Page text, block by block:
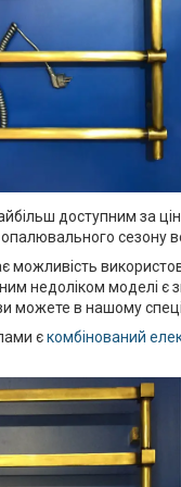
доступним за
сезону
недоліком моделі є
можете в нашому
єкомбінований